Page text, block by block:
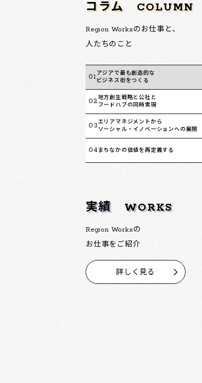
コラム COLUMN
Region Worksのお仕事と、
人たちのこと
01 アジアで最も創造的な
ビジネス街をつくる
02地方創生戦略と公社と
フードハブの同時実現
03 エリアマネジメントから
ソーシャル・イノベーションへの展開
04 まちなかの価値を再定義する
実績 WORKS
Region Worksの
お仕事をご紹介
詳しく見る